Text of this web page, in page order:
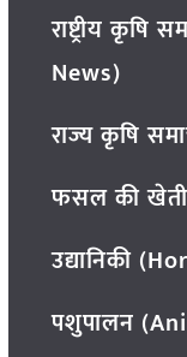
राष्ट्रीय
News)
राज्य कृषि
फसल की
उद्यानिकी
पशुपालन